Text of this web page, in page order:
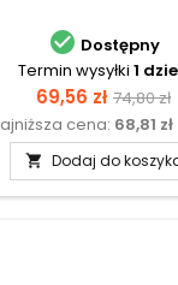
 Dostępny
Termin wysyłki 1
Cena
69,56 zł Cena
74,80 zł
cena: 68,81 zł
 Dodaj do